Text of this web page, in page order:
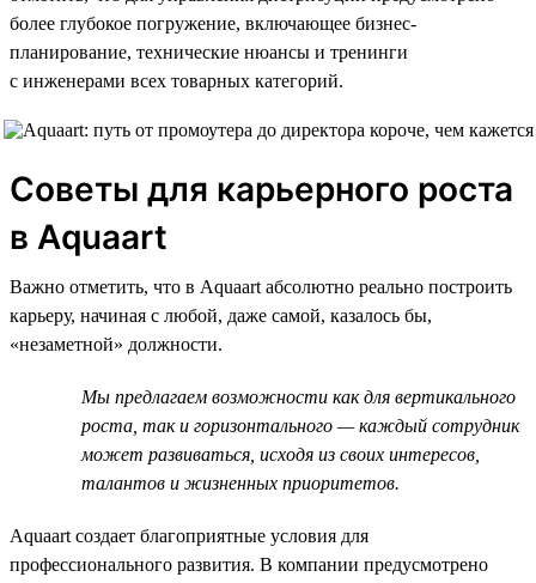
более глубокое погружение, включающее бизнес-
планирование, технические нюансы и тренинги
с инженерами всех товарных категорий.
Советы для карьерного роста
в Aquaart
Важно отметить, что в Aquaart абсолютно реально построить
карьеру, начиная с любой, даже самой, казалось бы,
«незаметной» должности.
Мы предлагаем возможности как для вертикального
роста, так и горизонтального — каждый сотрудник
может развиваться, исходя из своих интересов,
талантов и жизненных приоритетов.
Aquaart создает благоприятные условия для
профессионального развития. В компании предусмотрено